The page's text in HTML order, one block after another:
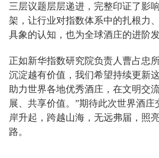
三层议题层层递进，完整印证了影
架，让行业对指数体系中的扎根力
具象的认知，也为全球酒庄的进阶
正如新华指数研究院负责人曹占忠
沉淀越有价值，我们希望持续更新
助力世界各地优秀酒庄，在文明交
展、共享价值。”期待此次世界酒
岸升起，跨越山海，无远弗届，照
路。